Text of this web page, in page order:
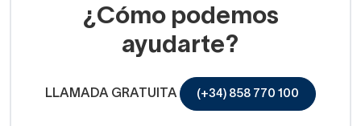
¿Cómo podemos
ayudarte?
LLAMADA GRATUITA (+34) 858 770 100